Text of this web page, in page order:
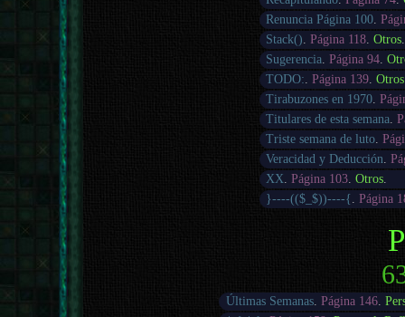
Renuncia Página 100.
Stack().Página 118.Otros.
Sugerencia.Página 94.
TODO:.Página 139.Otros
Tirabuzones en 1970.
Titulares de esta semana.
Triste semana de luto.
Veracidad y Deducción.
XX.Página 103.Otros.
}----(($_$))----{ .Página
Últimas Semanas. Página 146.